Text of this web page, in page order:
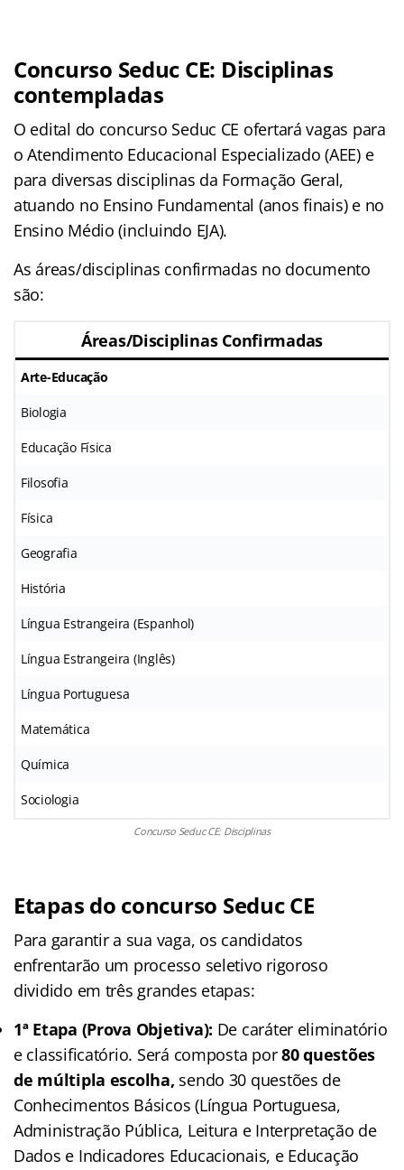
Concurso Seduc CE: Disciplinas
contempladas
O edital do concurso Seduc CE ofertará vagas para
o Atendimento Educacional Especializado (AEE) e
para diversas disciplinas da Formação Geral,
atuando no Ensino Fundamental (anos finais) e no
Ensino Médio (incluindo EJA).
As áreas/disciplinas confirmadas no documento
são:
Áreas/Disciplinas Confirmadas
Arte-Educação
Biologia
Educação Física
Filosofia
Física
Geografia
História
Língua Estrangeira (Espanhol)
Língua Estrangeira (Inglês)
Língua Portuguesa
Matemática
Química
Sociologia
Concurso Seduc CE: Disciplinas
Etapas do concurso Seduc CE
Para garantir a sua vaga, os candidatos
enfrentarão um processo seletivo rigoroso
dividido em três grandes etapas:
1ª Etapa (Prova Objetiva): De caráter eliminatório
e classificatório. Será composta por80 questões
de múltipla escolha, sendo 30 questões de
Conhecimentos Básicos (Língua Portuguesa,
Administração Pública, Leitura e Interpretação de
Dados e Indicadores Educacionais, e Educação